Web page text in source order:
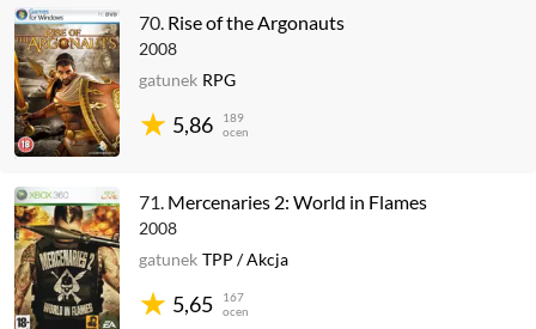
70. Rise of the Argonauts
2008
5,86
189
ocen
gatunek RPG
71. Mercenaries 2: World in Flames
2008
5,65
167
ocen
gatunek TPP /Akcja